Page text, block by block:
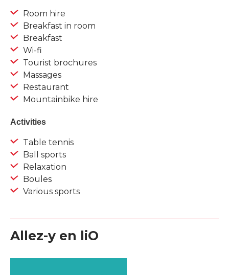
Room hire
Breakfast in room
Breakfast
Wi-fi
Tourist brochures
Massages
Restaurant
Mountainbike hire
Activities
Table tennis
Ball sports
Relaxation
Boules
Various sports
Allez-y en liO